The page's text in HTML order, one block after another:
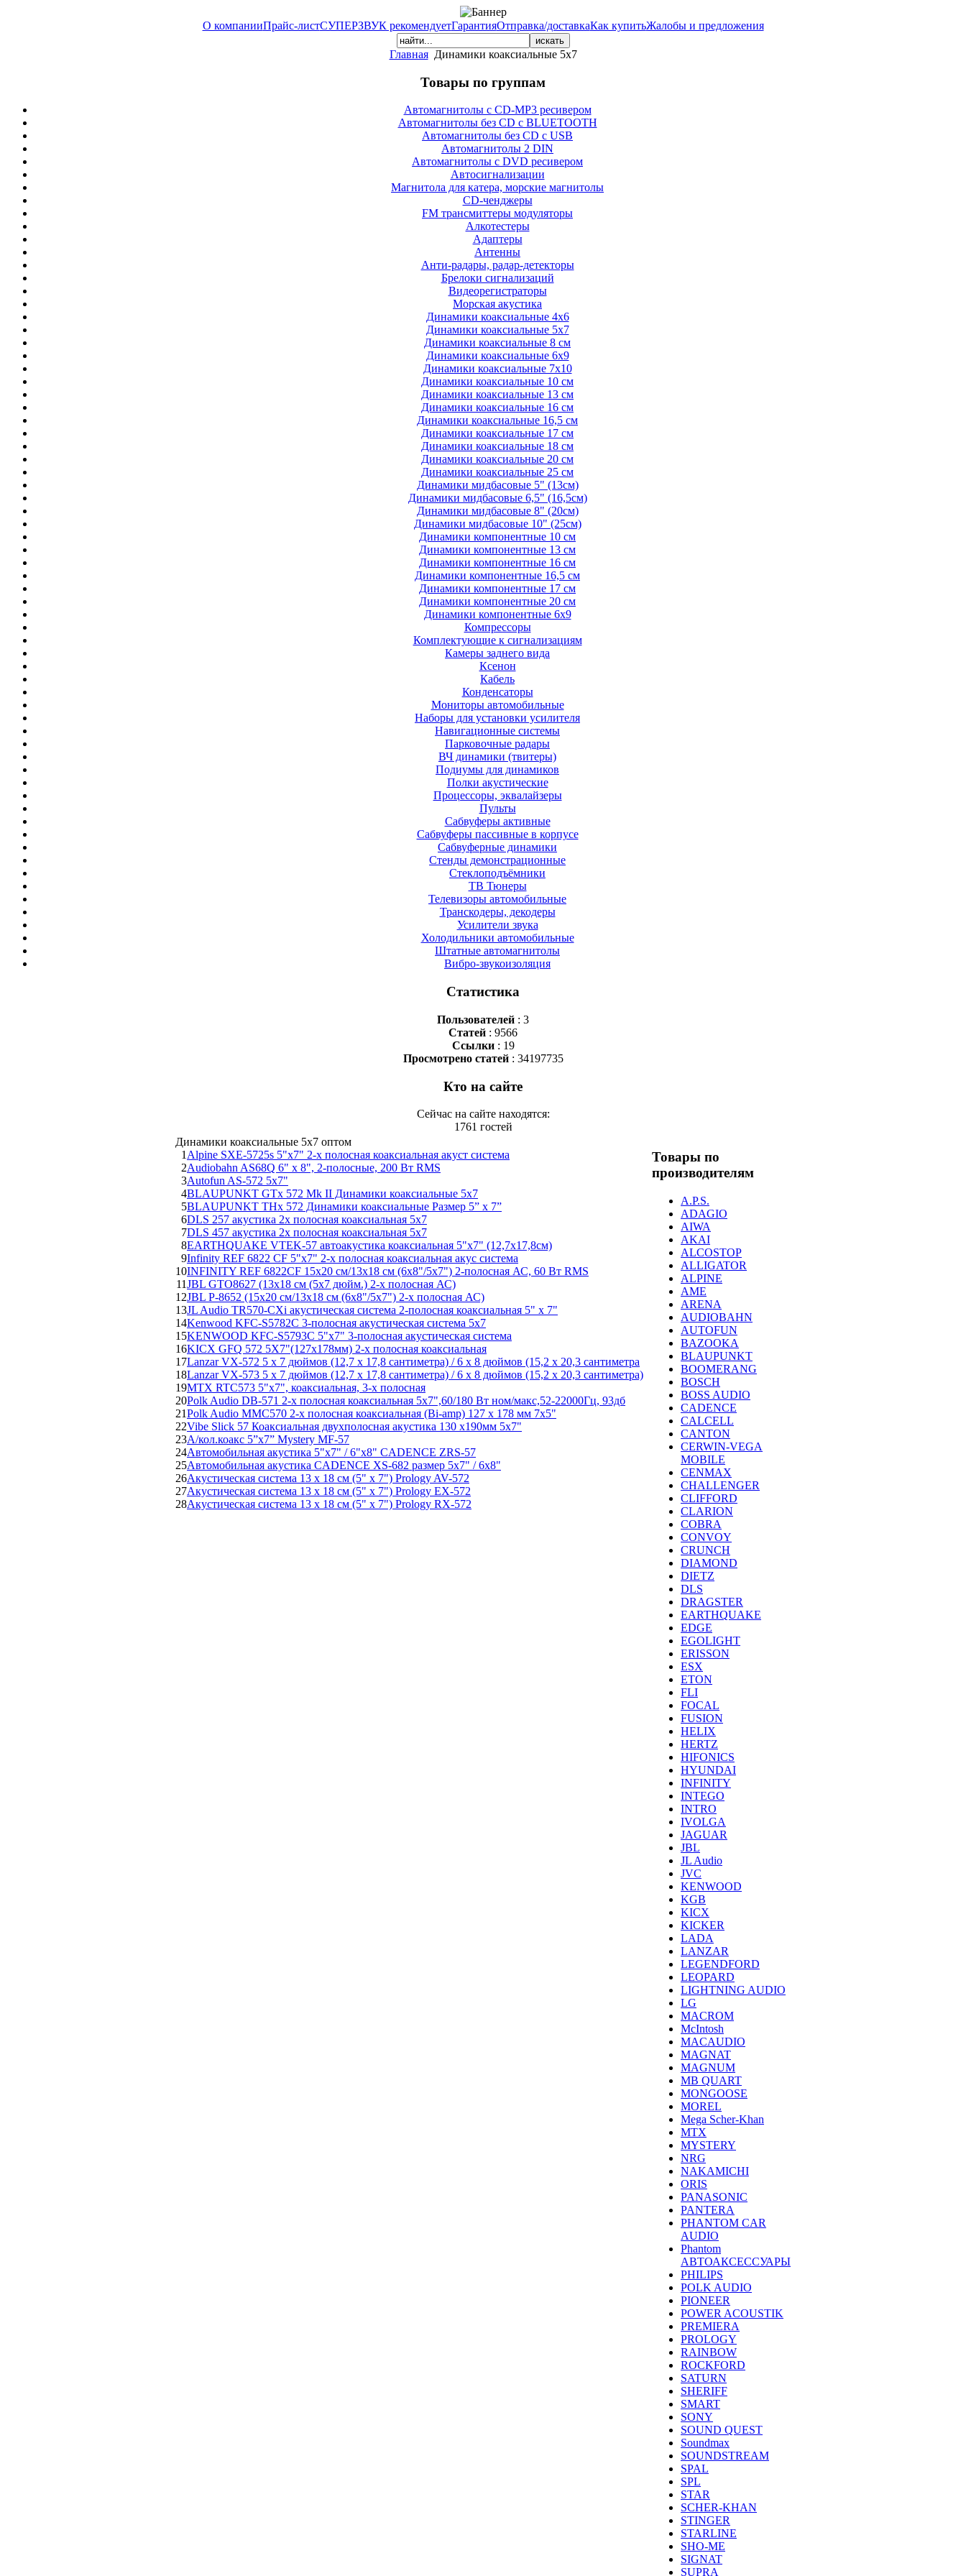
О компанииПрайс-листСУПЕРЗВУК рекомендуетГарантияОтправка/доставкаКак купитьЖалобы и предложения
Главная Динамики коаксиальные 5х7
Товары по группам
Автомагнитолы с CD-MP3 ресивером
Автомагнитолы без CD с BLUETOOTH
Автомагнитолы без CD с USB
Автомагнитолы 2 DIN
Автомагнитолы с DVD ресивером
Автосигнализации
Магнитола для катера, морские магнитолы
CD-ченджеры
FM трансмиттеры модуляторы
Алкотестеры
Адаптеры
Антенны
Анти-радары, радар-детекторы
Брелоки сигнализаций
Видеорегистраторы
Морская акустика
Динамики коаксиальные 4х6
Динамики коаксиальные 5х7
Динамики коаксиальные 8 см
Динамики коаксиальные 6х9
Динамики коаксиальные 7х10
Динамики коаксиальные 10 см
Динамики коаксиальные 13 см
Динамики коаксиальные 16 см
Динамики коаксиальные 16,5 см
Динамики коаксиальные 17 см
Динамики коаксиальные 18 см
Динамики коаксиальные 20 см
Динамики коаксиальные 25 см
Динамики мидбасовые 5" (13см)
Динамики мидбасовые 6,5" (16,5см)
Динамики мидбасовые 8" (20см)
Динамики мидбасовые 10" (25см)
Динамики компонентные 10 см
Динамики компонентные 13 см
Динамики компонентные 16 см
Динамики компонентные 16,5 см
Динамики компонентные 17 см
Динамики компонентные 20 см
Динамики компонентные 6х9
Компрессоры
Комплектующие к сигнализациям
Камеры заднего вида
Ксенон
Кабель
Конденсаторы
Мониторы автомобильные
Наборы для установки усилителя
Навигационные системы
Парковочные радары
ВЧ динамики (твитеры)
Подиумы для динамиков
Полки акустические
Процессоры, эквалайзеры
Пульты
Сабвуферы активные
Сабвуферы пассивные в корпусе
Сабвуферные динамики
Стенды демонстрационные
Стеклоподъёмники
ТВ Тюнеры
Телевизоры автомобильные
Транскодеры, декодеры
Усилители звука
Холодильники автомобильные
Штатные автомагнитолы
Вибро-звукоизоляция
Статистика
Пользователей : 3
Статей : 9566
Ссылки: 19
Просмотрено статей: 34197735
Кто на сайте
Сейчас на сайте находятся:
1761 гостей
Динамики коаксиальные 5х7 оптом
1 Alpine SXE-5725s 5"x7" 2-х полосная коаксиальная акуст система
2Audiobahn AS68Q 6" х 8", 2-полосные, 200 Вт RMS
3Autofun AS-572 5x7"
4BLAUPUNKT GTx 572 Mk II Динамики коаксиальные 5х7
5BLAUPUNKT THx 572 Динамики коаксиальные Размер 5” x 7”
6DLS 257 акустика 2х полосная коаксиальная 5х7
7DLS 457 акустика 2х полосная коаксиальная 5х7
8EARTHQUAKE VTEK-57 автоакустика коаксиальная 5"x7" (12,7x17,8см)
9Infinity REF 6822 CF 5"x7" 2-х полосная коаксиальная акус система
10INFINITY REF 6822CF 15х20 см/13х18 см (6х8"/5х7") 2-полосная АС, 60 Вт RMS
11JBL GTO8627 (13x18 см (5x7 дюйм.) 2-х полосная АС)
12JBL P-8652 (15х20 см/13х18 см (6х8"/5х7") 2-х полосная АС)
13JL Audio TR570-CXi акустическая система 2-полосная коаксиальная 5" х 7"
14Kenwood KFC-S5782C 3-полосная акустическая система 5х7
15KENWOOD KFC-S5793C 5"x7" 3-полосная акустическая система
16KICX GFQ 572 5X7"(127x178мм) 2-x полосная коаксиальная
17Lanzar VX-572 5 х 7 дюймов (12,7 х 17,8 сантиметра) / 6 х 8 дюймов (15,2 х 20,3 сантиметра
18Lanzar VX-573 5 х 7 дюймов (12,7 х 17,8 сантиметра) / 6 х 8 дюймов (15,2 х 20,3 сантиметра)
19MTX RTC573 5"x7", коаксиальная, 3-х полосная
20Polk Audio DB-571 2-х полосная коаксиальная 5х7",60/180 Вт ном/макс,52-22000Гц, 93дб
21Polk Audio MMC570 2-х полосная коаксиальная (Bi-amp) 127 x 178 мм 7х5"
22Vibe Slick 57 Коаксиальная двухполосная акустика 130 х190мм 5х7"
23А/кол.коакс 5”х7” Mystery MF-57
24Автомобильная акустика 5"х7" / 6"x8" CADENCE ZRS-57
25Автомобильная акустика CADENCE XS-682 размер 5x7" / 6x8"
26Акустическая система 13 x 18 см (5" х 7") Prology AV-572
27Акустическая система 13 x 18 см (5" х 7") Prology EX-572
28Акустическая система 13 x 18 см (5" х 7") Prology RX-572
Товары по
производителям
A.P.S.
ADAGIO
AIWA
AKAI
ALCOSTOP
ALLIGATOR
ALPINE
AME
ARENA
AUDIOBAHN
AUTOFUN
BAZOOKA
BLAUPUNKT
BOOMERANG
BOSCH
BOSS AUDIO
CADENCE
CALCELL
CANTON
CERWIN-VEGA
MOBILE
CENMAX
CHALLENGER
CLIFFORD
CLARION
COBRA
CONVOY
CRUNCH
DIAMOND
DIETZ
DLS
DRAGSTER
EARTHQUAKE
EDGE
EGOLIGHT
ERISSON
ESX
ETON
FLI
FOCAL
FUSION
HELIX
HERTZ
HIFONICS
HYUNDAI
INFINITY
INTEGO
INTRO
IVOLGA
JAGUAR
JBL
JL Audio
JVC
KENWOOD
KGB
KICX
KICKER
LADA
LANZAR
LEGENDFORD
LEOPARD
LIGHTNING AUDIO
LG
MACROM
McIntosh
MACAUDIO
MAGNAT
MAGNUM
MB QUART
MONGOOSE
MOREL
Mega Scher-Khan
MTX
MYSTERY
NRG
NAKAMICHI
ORIS
PANASONIC
PANTERA
PHANTOM CAR
AUDIO
Phantom
АВТОАКСЕССУАРЫ
PHILIPS
POLK AUDIO
PIONEER
POWER ACOUSTIK
PREMIERA
PROLOGY
RAINBOW
ROCKFORD
SATURN
SHERIFF
SMART
SONY
SOUND QUEST
Soundmax
SOUNDSTREAM
SPAL
SPL
STAR
SCHER-KHAN
STINGER
STARLINE
SHO-ME
SIGNAT
SUPRA